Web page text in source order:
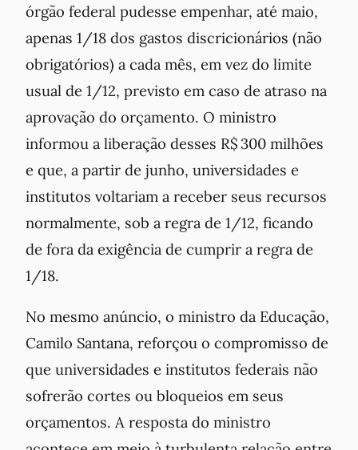
órgão federal pudesse empenhar, até maio,
apenas 1/18 dos gastos discricionários (não
obrigatórios) a cada mês, em vez do limite
usual de 1/12, previsto em caso de atraso na
aprovação do orçamento. O ministro
informou a liberação desses R$ 300 milhões
e que, a partir de junho, universidades e
institutos voltariam a receber seus recursos
normalmente, sob a regra de 1/12, ficando
de fora da exigência de cumprir a regra de
1/18.
No mesmo anúncio, o ministro da Educação,
Camilo Santana, reforçou o compromisso de
que universidades e institutos federais não
sofrerão cortes ou bloqueios em seus
orçamentos. A resposta do ministro